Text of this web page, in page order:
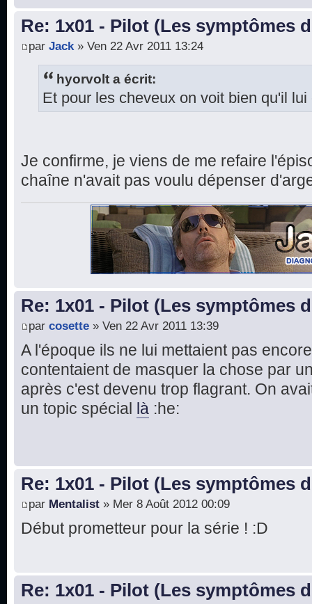
Re: 1x01 - Pilot (Les symptômes
par Jack» Ven 22 Avr 2011 13:24
hyorvolt a écrit:
Et pour les cheveux on voit bien qu'il lui
Je confirme, je viens de me refaire
chaîne n'avait pas voulu dépenser
Re: 1x01 - Pilot (Les symptômes
par cosette » Ven 22 Avr 2011 13:39
A l'époque ils ne lui mettaient pas
contentaient de masquer la chose par
après c'est devenu trop flagrant. On
un topic spécial
là :he:
Re: 1x01 - Pilot (Les symptômes
par Mentalist » Mer 8 Août 2012 00:09
Début prometteur pour la série ! :D
Re: 1x01 - Pilot (Les symptômes